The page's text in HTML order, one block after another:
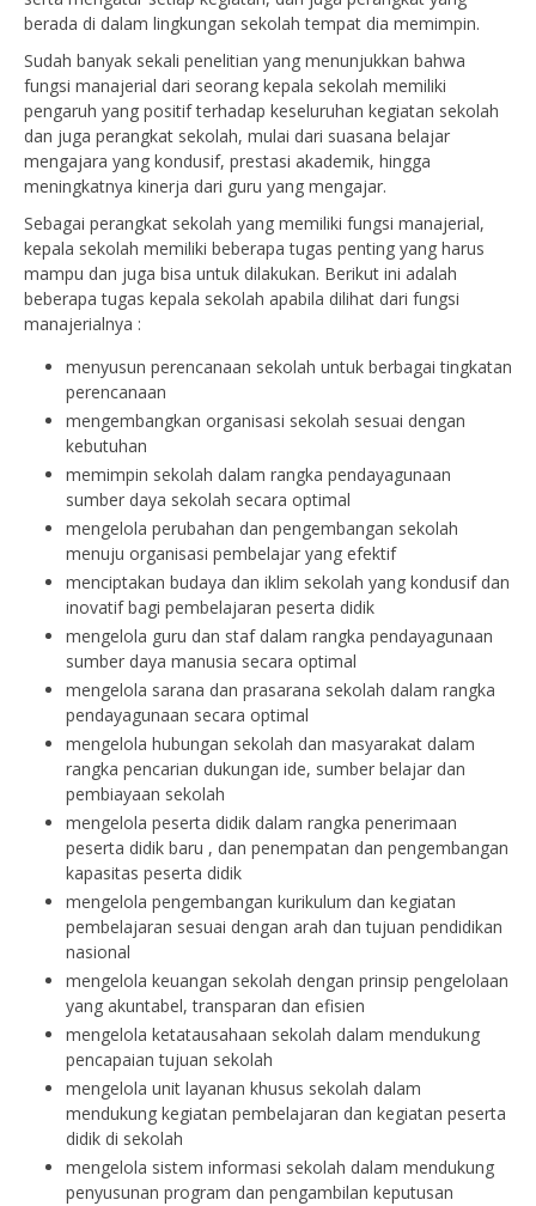
berada di dalam lingkungan sekolah tempat dia memimpin.
Sudah banyak sekali penelitian yang menunjukkan bahwa
fungsi manajerial dari seorang kepala sekolah memiliki
pengaruh yang positif terhadap keseluruhan kegiatan sekolah
dan juga perangkat sekolah, mulai dari suasana belajar
mengajara yang kondusif, prestasi akademik, hingga
meningkatnya kinerja dari guru yang mengajar.
Sebagai perangkat sekolah yang memiliki fungsi manajerial,
kepala sekolah memiliki beberapa tugas penting yang harus
mampu dan juga bisa untuk dilakukan. Berikut ini adalah
beberapa tugas kepala sekolah apabila dilihat dari fungsi
manajerialnya :
menyusun perencanaan sekolah untuk berbagai tingkatan
perencanaan
mengembangkan organisasi sekolah sesuai dengan
kebutuhan
memimpin sekolah dalam rangka pendayagunaan
sumber daya sekolah secara optimal
mengelola perubahan dan pengembangan sekolah
menuju organisasi pembelajar yang efektif
menciptakan budaya dan iklim sekolah yang kondusif dan
inovatif bagi pembelajaran peserta didik
mengelola guru dan staf dalam rangka pendayagunaan
sumber daya manusia secara optimal
mengelola sarana dan prasarana sekolah dalam rangka
pendayagunaan secara optimal
mengelola hubungan sekolah dan masyarakat dalam
rangka pencarian dukungan ide, sumber belajar dan
pembiayaan sekolah
mengelola peserta didik dalam rangka penerimaan
peserta didik baru , dan penempatan dan pengembangan
kapasitas peserta didik
mengelola pengembangan kurikulum dan kegiatan
pembelajaran sesuai dengan arah dan tujuan pendidikan
nasional
mengelola keuangan sekolah dengan prinsip pengelolaan
yang akuntabel, transparan dan efisien
mengelola ketatausahaan sekolah dalam mendukung
pencapaian tujuan sekolah
mengelola unit layanan khusus sekolah dalam
mendukung kegiatan pembelajaran dan kegiatan peserta
didik di sekolah
mengelola sistem informasi sekolah dalam mendukung
penyusunan program dan pengambilan keputusan